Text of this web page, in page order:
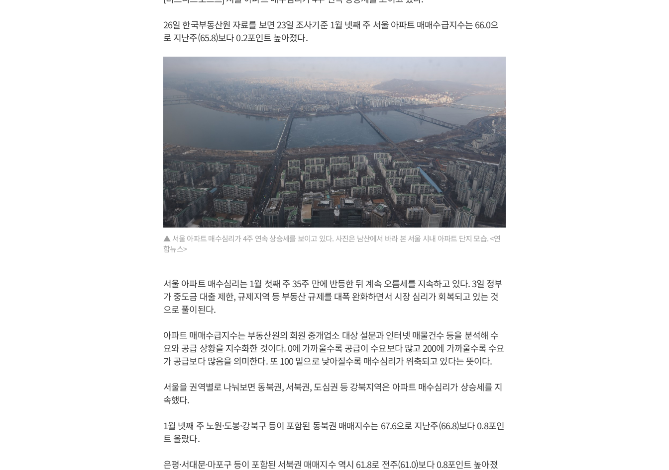
26일 한국부동산원 자료를 보면 23일 조사기준 1월 넷째 주 서울 아파트 매매수급지수는 66.0으
로 지난주(65.8)보다 0.2포인트 높아졌다.
▲ 서울 아파트 매수심리가 4주 연속 상승세를 보이고 있다. 사진은 남산에서 바라 본 서울 시내 아파트 단지 모습. <연
합뉴스>
서울 아파트 매수심리는 1월 첫째 주 35주 만에 반등한 뒤 계속 오름세를 지속하고 있다. 3일 정부
가 중도금 대출 제한, 규제지역 등 부동산 규제를 대폭 완화하면서 시장 심리가 회복되고 있는 것
으로 풀이된다.
아파트 매매수급지수는 부동산원의 회원 중개업소 대상 설문과 인터넷 매물건수 등을 분석해 수
요와 공급 상황을 지수화한 것이다. 0에 가까울수록 공급이 수요보다 많고 200에 가까울수록 수요
가 공급보다 많음을 의미한다. 또 100 밑으로 낮아질수록 매수심리가 위축되고 있다는 뜻이다.
서울을 권역별로 나눠보면 동북권, 서북권, 도심권 등 강북지역은 아파트 매수심리가 상승세를 지
속했다.
1월 넷째 주 노원·도봉·강북구 등이 포함된 동북권 매매지수는 67.6으로 지난주(66.8)보다 0.8포인
트 올랐다.
은평·서대문·마포구 등이 포함된 서북권 매매지수 역시 61.8로 전주(61.0)보다 0.8포인트 높아졌